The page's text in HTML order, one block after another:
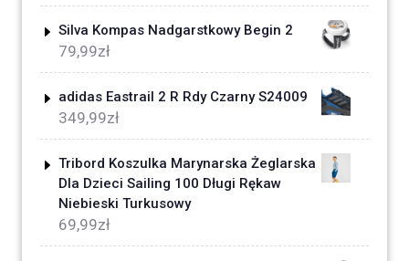
Silva Kompas Nadgarstkowy Begin 2
79,99zł
adidas Eastrail 2 R Rdy Czarny S24009
349,99zł
Tribord Koszulka Marynarska Żeglarska
Dla Dzieci Sailing 100 Długi Rękaw
Niebieski Turkusowy
69,99zł